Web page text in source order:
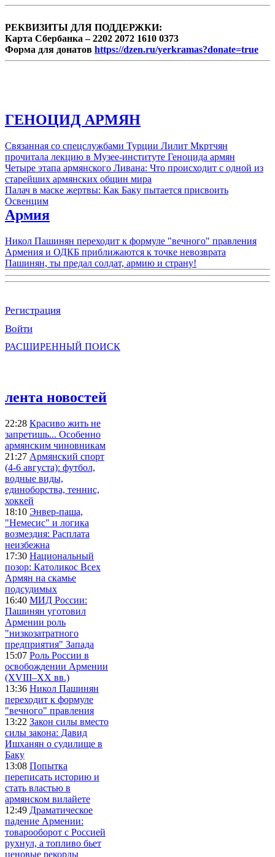
РЕКВИЗИТЫ ДЛЯ ПОДДЕРЖКИ:
Карта Сбербанка – 2202 2072 1610 0373
Форма для донатов https://dzen.ru/yerkramas?donate=true
ГЕНОЦИД АРМЯН
Связанная со спецслужбами Турции Лилит Мкртчян
прочитала лекцию в Музее-институте Геноцида армян
Четыре этапа армянского Ливана: Что происходит с одной из
старейших армянских общин мира
Палач в маске жертвы: Как Баку пытается присвоить
Освенцим
Армия
Никол Пашинян переходит к формуле "вечного" правления
Армения и ОДКБ приближаются к точке невозврата
Пашинян, ты предал солдат, армию и страну!
Регистрация
Войти
РАСШИРЕННЫЙ ПОИСК
лента новостей
22:28 Красиво жить не
запретишь... Особенно
армянским чиновникам
21:27 Армянский спорт
(4-6 августа): футбол,
водные виды,
единоборства, теннис,
хоккей
18:10 Энвер-паша,
"Немесис" и логика
возмездия: Расплата
неизбежна
17:30 Национальный
позор: Католикос Всех
Армян на скамье
подсудимых
16:40 МИД России:
Пашинян уготовил
Армении роль
"низкозатратного
предприятия" Запада
15:07 Роль России в
освобождении Армении
(XVIII–XX вв.)
13:36 Никол Пашинян
переходит к формуле
"вечного" правления
13:22 Закон силы вместо
силы закона: Давид
Ишханян о судилище в
Баку
13:08 Попытка
переписать историю и
стать властью в
армянском вилайете
12:49 Драматическое
падение Армении:
товарооборот с Россией
рухнул, а топливо бьет
ценовые рекорды